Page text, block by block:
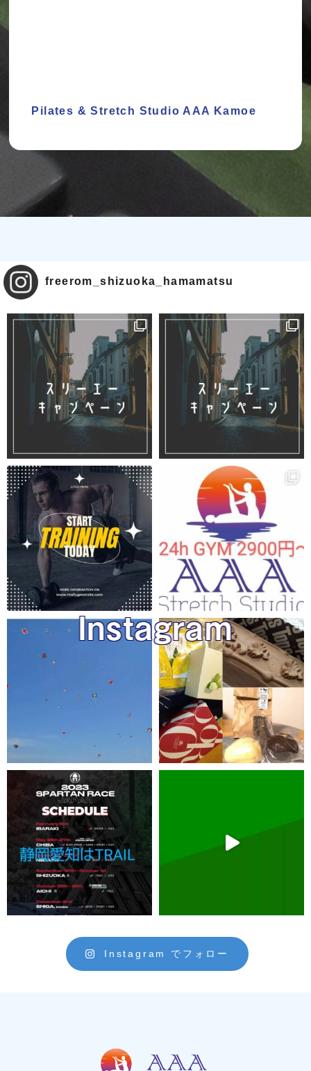
Pilates & Stretch Studio AAA Kamoe
Instagram
freerom_shizuoka_hamamatsu
Instagram でフォロー